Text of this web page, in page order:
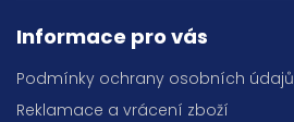
Informace pro vás
Podmínky ochrany osobních údajů
Reklamace a vrácení zboží